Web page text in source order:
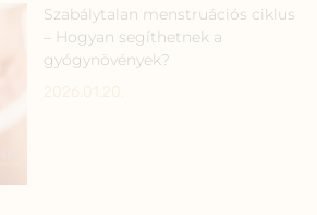
Szabálytalan menstruációs ciklus
– Hogyan segíthetnek a
gyógynövények?